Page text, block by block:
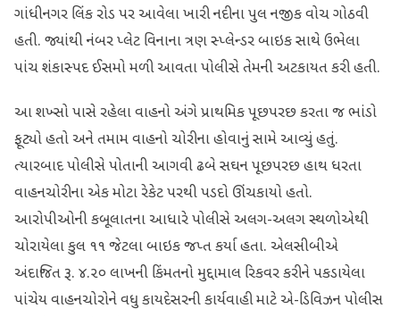
ગાંધીનગર લિંક રોડ પર આવેલા ખારી નદીના પુલ નજીક વોચ ગોઠવી
હતી. જ્યાંથી નંબર પ્લેટ વિનાના ત્રણ સ્પ્લેન્ડર બાઇક સાથે ઉભેલા
પાંચ શંકાસ્પદ ઈસમો મળી આવતા પોલીસે તેમની અટકાયત કરી હતી.
આ શખ્સો પાસે રહેલા વાહનો અંગે પ્રાથમિક પૂછપરછ કરતા જ ભાંડો
ફૂટ્યો હતો અને તમામ વાહનો ચોરીના હોવાનું સામે આવ્યું હતું.
ત્યારબાદ પોલીસે પોતાની આગવી ઢબે સઘન પૂછપરછ હાથ ધરતા
વાહનચોરીના એક મોટા રેકેટ પરથી પડદો ઊંચકાયો હતો.
આરોપીઓની કબૂલાતના આધારે પોલીસે અલગ-અલગ સ્થળોએથી
ચોરાયેલા કુલ ૧૧ જેટલા બાઇક જપ્ત કર્યા હતા. એલસીબીએ
અંદાજિત રૂ. ૪.૨૦ લાખની કિંમતનો મુદ્દામાલ રિકવર કરીને પકડાયેલા
પાંચેય વાહનચોરોને વધુ કાયદેસરની કાર્યવાહી માટે એ-ડિવિઝન પોલીસ